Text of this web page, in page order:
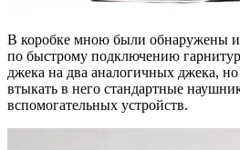
В коробке мною были обнаружены
по быстрому подключению
джека на два аналогичных джека,
втыкать в него стандартные
вспомогательных устройств.